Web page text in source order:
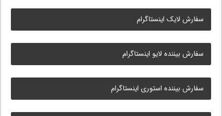
سفارش لایک اینستاگرام
سفارش بیننده لایو اینستاگرام
سفارش بیننده استوری اینستاگرام